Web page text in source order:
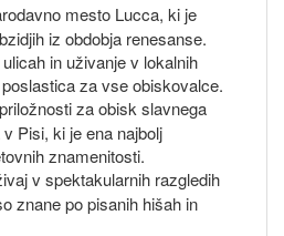
mesto Lucca, ki je
iz obdobja renesanse.
in uživanje v lokalnih
za vse obiskovalce.
za obisk slavnega
Pisi, ki je ena najbolj
znamenitosti.
v spektakularnih razgledih
znane po pisanih hišah in